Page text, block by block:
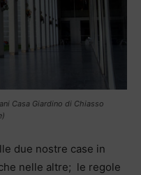
Casa Giardino di Chiasso
due nostre case in
nelle altre; le regole